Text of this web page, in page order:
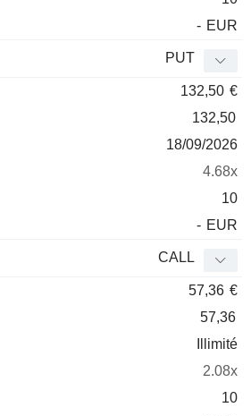
- EUR
PUT
132,50 €
132,50
18/09/2026
4.68x
10
- EUR
CALL
57,36 €
57,36
Illimité
2.08x
10